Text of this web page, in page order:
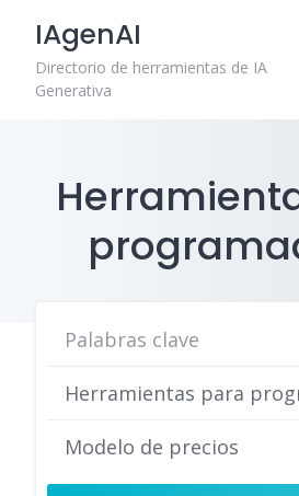
content
IAgenAI
Directorio de herramientas de IA
Generativa
Herramientas para
Modelo de precios